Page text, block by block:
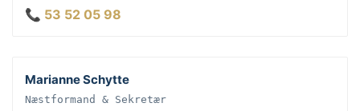
📞 53 52 05 98
Marianne Schytte
Næstformand & Sekretær